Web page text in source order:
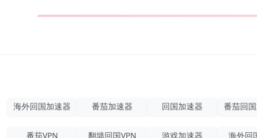
海外回国加速器 番茄加速器 回国加速器 番茄回
番茄VPN 翻墙回国VPN 游戏加速器 海外回